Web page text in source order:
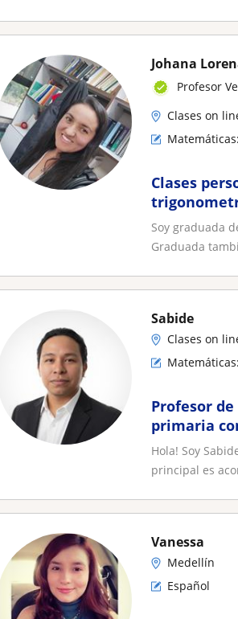
Johana
Profesor
Clases on
Clases
etc
Soy graduada
Graduada
Sabide
Clases on
Profesor
primaria
Hola! Soy
principal es
Vanessa
Medellín
Español